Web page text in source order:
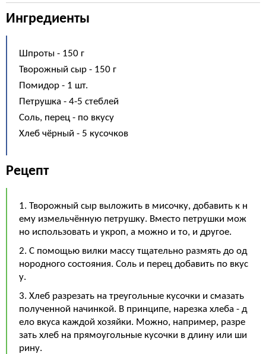
Ингредиенты
Шпроты - 150 г
Творожный сыр - 150 г
Помидор - 1 шт.
Петрушка - 4-5 стеблей
Соль, перец - по вкусу
Хлеб чёрный - 5 кусочков
Рецепт
1. Творожный сыр выложить в мисочку, добавить к н
ему измельчённую петрушку. Вместо петрушки мож
но использовать и укроп, а можно и то, и другое.
2. С помощью вилки массу тщательно размять до од
нородного состояния. Соль и перец добавить по вкус
у.
3. Хлеб разрезать на треугольные кусочки и смазать
полученной начинкой. В принципе, нарезка хлеба - д
ело вкуса каждой хозяйки. Можно, например, разре
зать хлеб на прямоугольные кусочки в длину или ши
рину.